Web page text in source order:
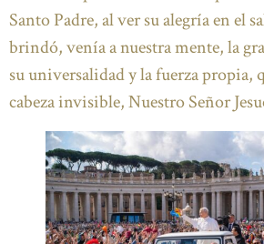
Santo Padre, al ver su alegría en el
brindó, venía a nuestra mente, la
su universalidad y la fuerza propia,
cabeza invisible, Nuestro Señor